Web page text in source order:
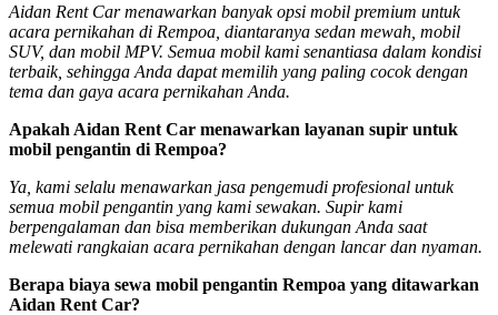
Aidan Rent Car menawarkan banyak opsi mobil premium untuk
acara pernikahan di Rempoa, diantaranya sedan mewah, mobil
SUV, dan mobil MPV. Semua mobil kami senantiasa dalam kondisi
terbaik, sehingga Anda dapat memilih yang paling cocok dengan
tema dan gaya acara pernikahan Anda.
Apakah Aidan Rent Car menawarkan layanan supir untuk
mobil pengantin di Rempoa?
Ya, kami selalu menawarkan jasa pengemudi profesional untuk
semua mobil pengantin yang kami sewakan. Supir kami
berpengalaman dan bisa memberikan dukungan Anda saat
melewati rangkaian acara pernikahan dengan lancar dan nyaman.
Berapa biaya sewa mobil pengantin Rempoa yang ditawarkan
Aidan Rent Car?